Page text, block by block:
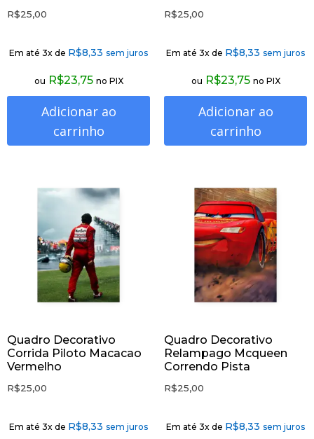
R$25,00
Em até 3x de R$8,33 sem juros
ou R$23,75 no PIX
Adicionar ao
carrinho
R$25,00
Em até 3x de R$8,33 sem juros
ou R$23,75 no PIX
Adicionar ao
carrinho
Quadro Decorativo
Corrida Piloto Macacao
Vermelho
R$25,00
Em até 3x de R$8,33 sem juros
Quadro Decorativo
Relampago Mcqueen
Correndo Pista
R$25,00
Em até 3x de R$8,33 sem juros